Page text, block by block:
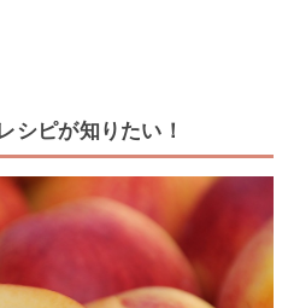
シピが知りたい！